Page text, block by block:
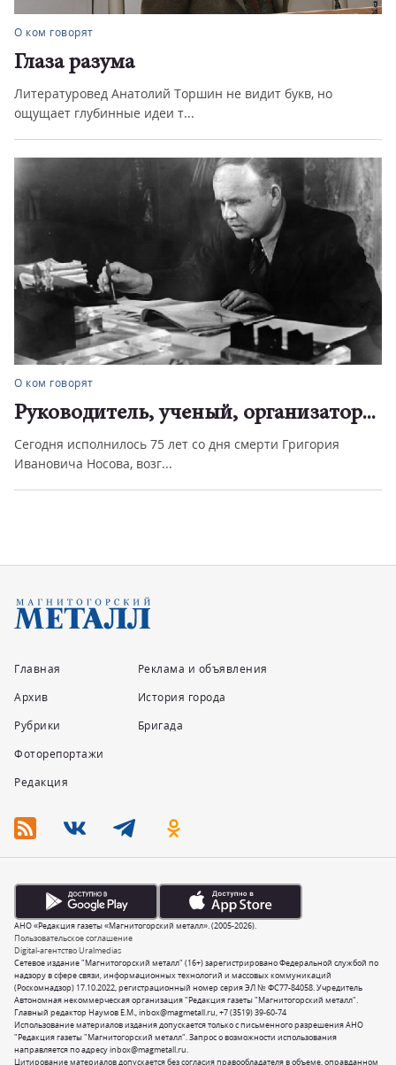
Спорт
«Тяжело в учении – легко в походе»
Легендарная фраза Александра Суворова стала
напутствием для хоккеистов «...
Вехи
Яркий след
Лев Шульман жил и работал в Магнитогорске всего девять
лет, но именно зд...
Главная
Архив
Рубрики
Фоторепортажи
Редакция
Реклама и объявления
История города
Бригада
Сетевое издание "Магнитогорский металл" (16+) зарегистрировано Федеральной службой по
надзору в сфере связи, информационных технологий и массовых коммуникаций
(Роскомнадзор) 17.10.2022, регистрационный номер серия ЭЛ № ФС77-84058. Учредитель
Автономная некоммерческая организация "Редакция газеты "Магнитогорский металл".
Главный редактор Наумов Е.М.,inbox@magmetall.ru,+7 (3519) 39-60-74
Использование материалов издания допускается только с письменного разрешения АНО
"Редакция газеты "Магнитогорский металл". Запрос о возможности использования
направляется по адресуinbox@magmetall.ru.
Цитирование материалов допускается без согласия правообладателя в объеме, оправданном
Пользовательское соглашение
Digital-агентство Uralmedias
АНО «Редакция газеты «Магнитогорский металл». (2005-2026).